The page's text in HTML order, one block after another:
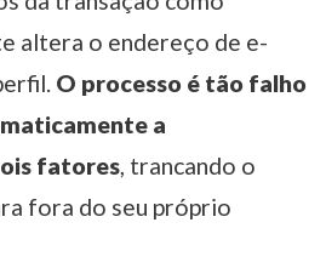
altera o endereço de e-
O processo é tão falho
a
fatores, trancando o
fora do seu próprio